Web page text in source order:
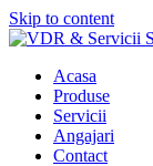
Skip to content
Acasa
Produse
Servicii
Angajari
Contact